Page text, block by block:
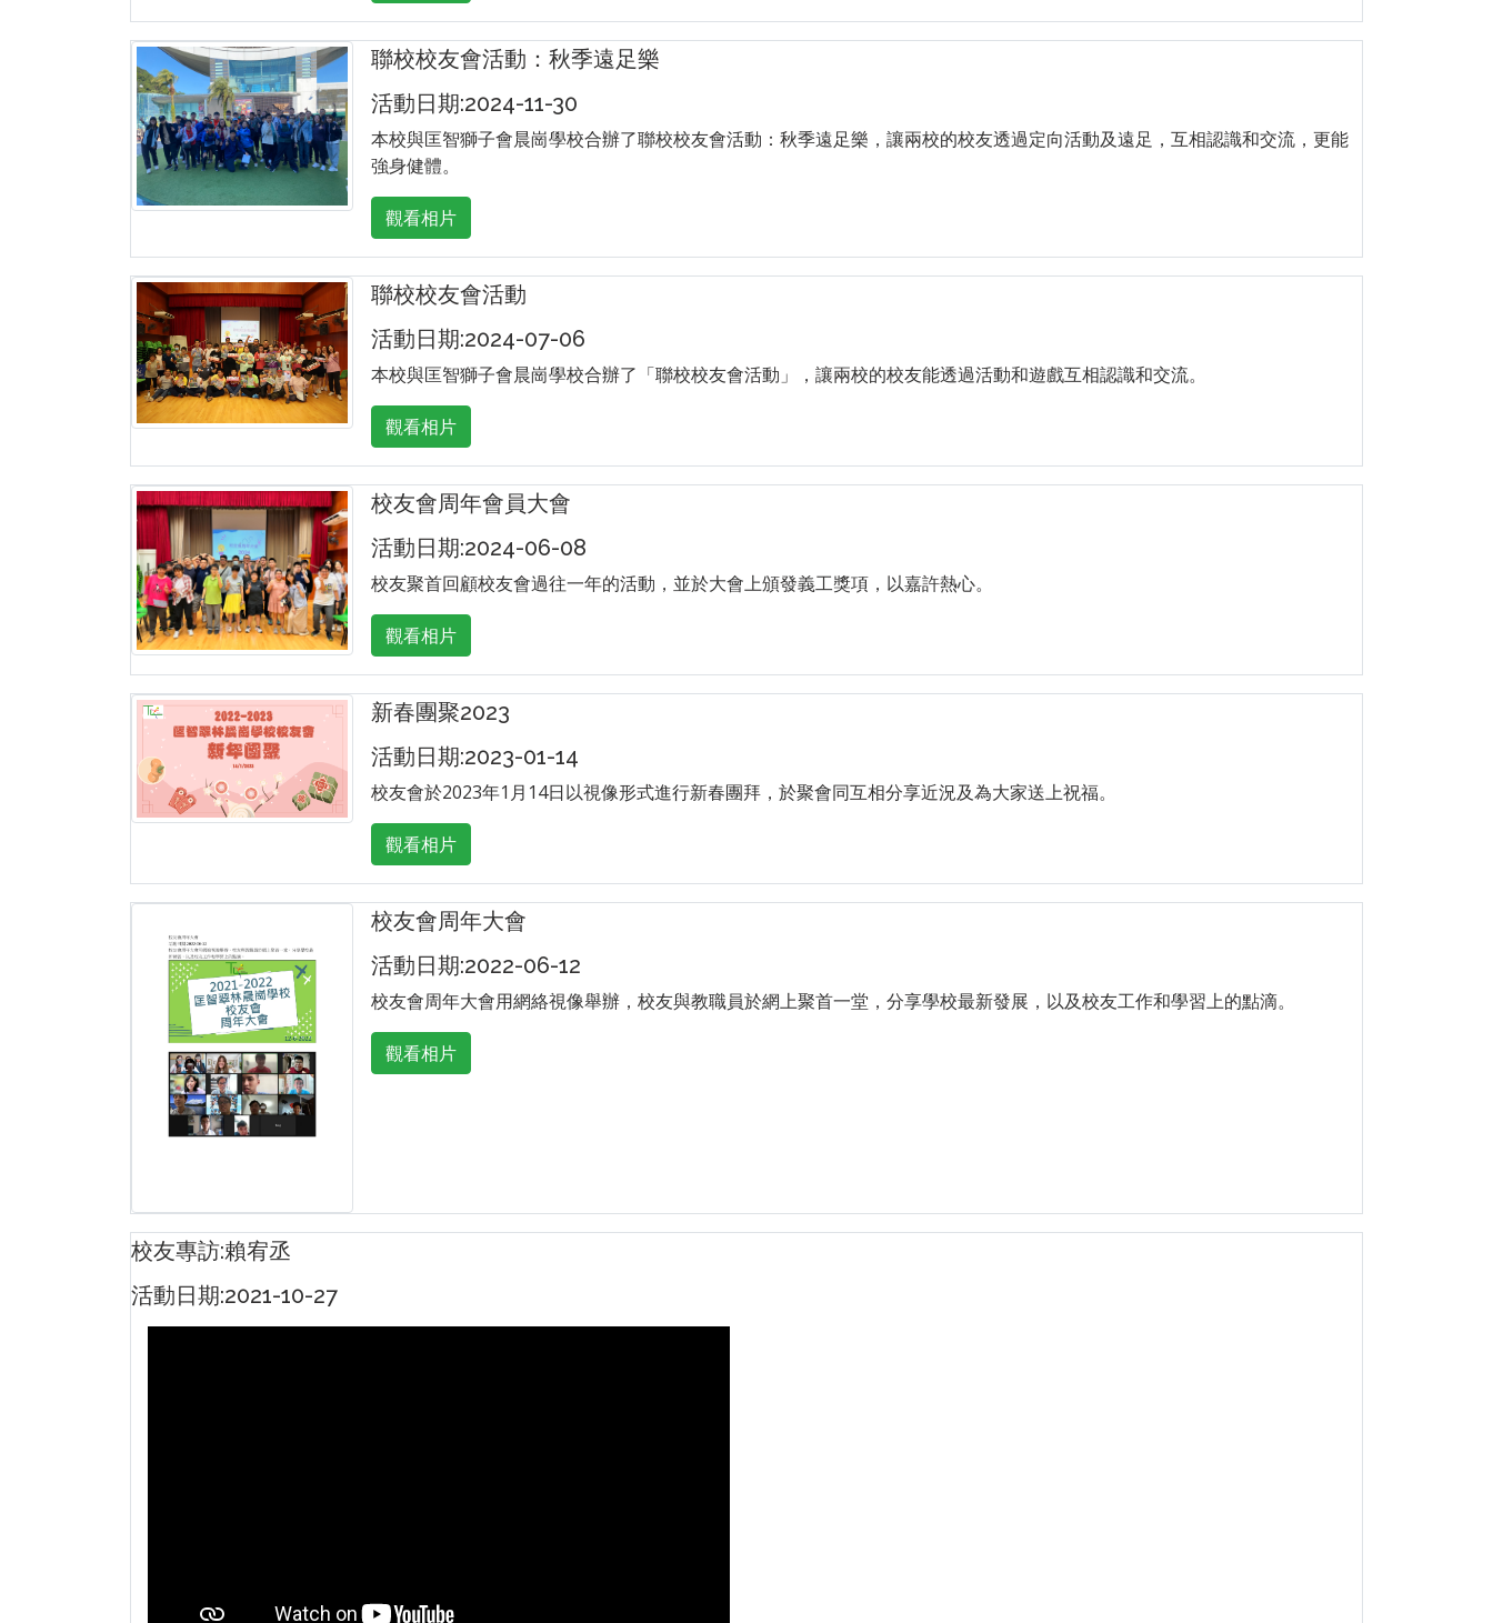
聯校校友會活動：秋季遠足樂
活動日期:2024-11-30
本校與匡智獅子會晨崗學校合辦了聯校校友會活動：秋季遠足樂，讓兩校的校友透過定向活動及遠足，互相認識和交流，更能
強身健體。
觀看相片
聯校校友會活動
活動日期:2024-07-06
本校與匡智獅子會晨崗學校合辦了「聯校校友會活動」，讓兩校的校友能透過活動和遊戲互相認識和交流。
觀看相片
校友會周年會員大會
活動日期:2024-06-08
校友聚首回顧校友會過往一年的活動，並於大會上頒發義工獎項，以嘉許熱心。
觀看相片
新春團聚2023
活動日期:2023-01-14
校友會於2023年1月14日以視像形式進行新春團拜，於聚會同互相分享近況及為大家送上祝福。
觀看相片
校友會周年大會
活動日期:2022-06-12
校友會周年大會用網絡視像舉辦，校友與教職員於網上聚首一堂，分享學校最新發展，以及校友工作和學習上的點滴。
觀看相片
校友專訪:賴宥丞
活動日期:2021-10-27